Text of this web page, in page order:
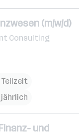
(m/w/d)
Consulting
und